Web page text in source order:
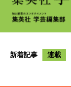
新着記事 連載